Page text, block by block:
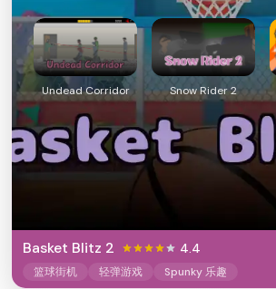
Undead Corridor Snow Rider 2
Basket Blitz 2 4.4
篮球街机 轻弹游戏 Spunky 乐趣